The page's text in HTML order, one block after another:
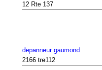
12 Rte 137
depanneur gaumond
2166 tre112